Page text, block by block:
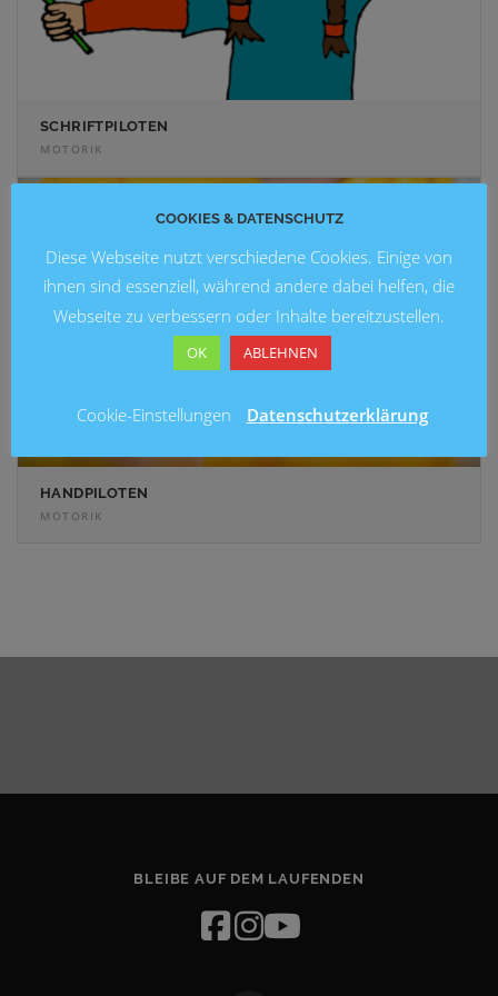
SCHRIFTPILOTEN
MOTORIK
HANDPILOTEN
MOTORIK
BLEIBE AUF DEM LAUFENDEN
COOKIES & DATENSCHUTZ
Diese Webseite nutzt verschiedene Cookies. Einige von
ihnen sind essenziell, während andere dabei helfen, die
Webseite zu verbessern oder Inhalte bereitzustellen.
OK ABLEHNEN
Cookie-Einstellungen Datenschutzerklärung